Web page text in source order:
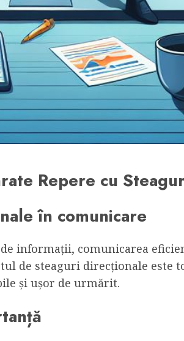
Repere cu
în comunicare
informații, comunicarea
de steaguri direcționale este
și ușor de urmărit.